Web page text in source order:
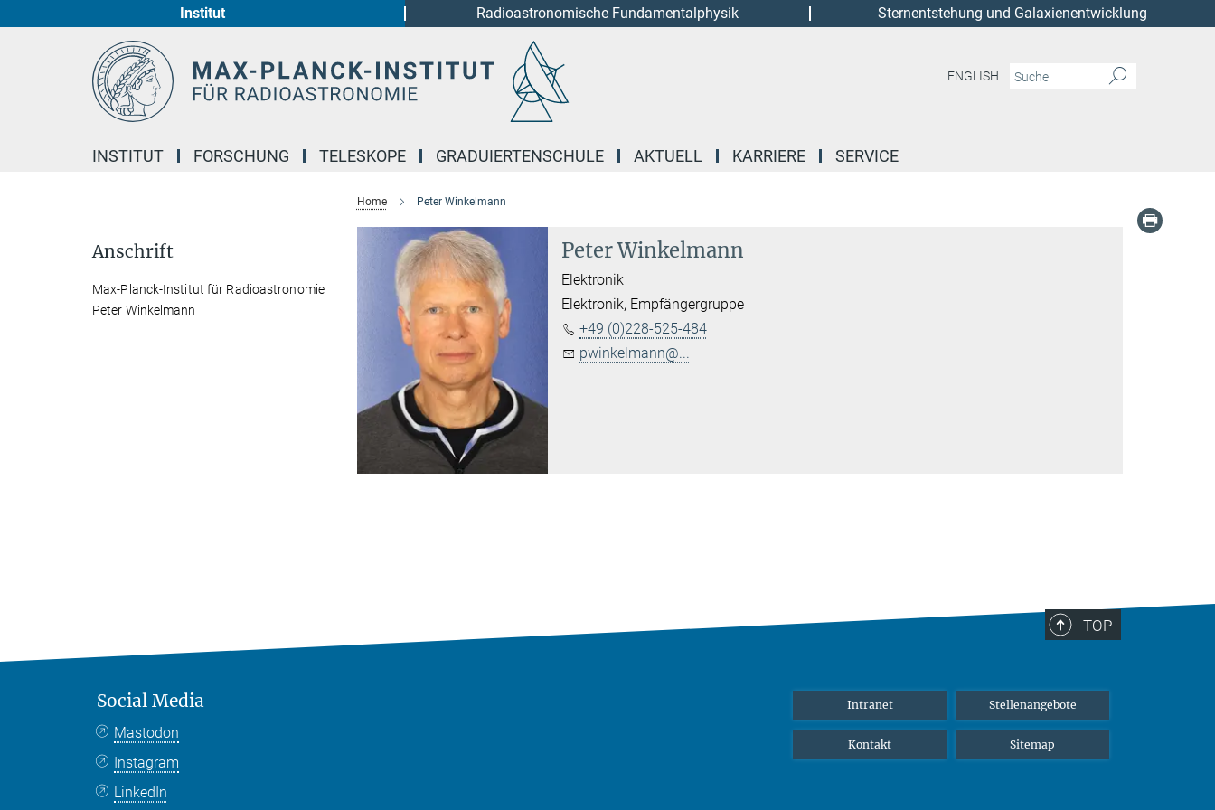
Institut Radioastronomische Fundamentalphysik Sternentstehung und Galaxienentwicklung
ENGLISH
INSTITUT FORSCHUNG TELESKOPE GRADUIERTENSCHULE AKTUELL KARRIERE SERVICE
Home Peter Winkelmann
Peter Winkelmann
Elektronik
Elektronik, Empfängergruppe
+49 (0)228-525-484
pwinkelmann@...
Anschrift
Max-Planck-Institut für Radioastronomie
Peter Winkelmann
TOP
Social Media
Mastodon
Instagram
LinkedIn
Intranet Stellenangebote
Kontakt Sitemap